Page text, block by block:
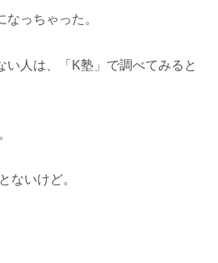
っちゃった。
い人は、「K塾」で調べてみると
ないけど。